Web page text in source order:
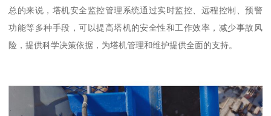
总的来说，塔机安全监控管理系统通过实时监控、远程控制、预警
功能等多种手段，可以提高塔机的安全性和工作效率，减少事故风
险，提供科学决策依据，为塔机管理和维护提供全面的支持。